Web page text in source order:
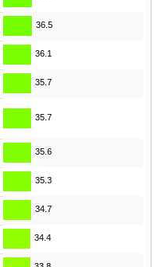
36.5
36.1
35.7
35.7
35.6
35.3
34.7
34.4